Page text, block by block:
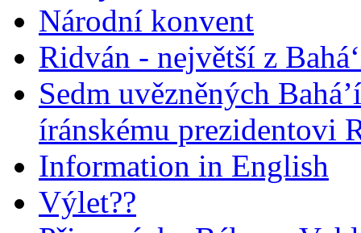
Národní konvent
Ridván - největší z
Sedm uvězněných
íránskému prezidentovi
Information in English
Výlet??